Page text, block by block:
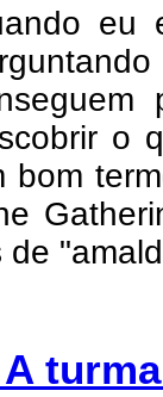
eu
o
bom
de
A